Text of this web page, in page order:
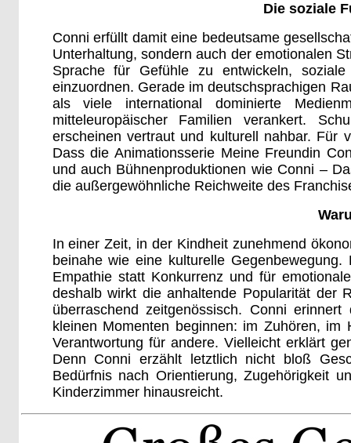
Die soziale
Conni erfüllt damit eine bedeutsame
Unterhaltung, sondern auch der emotionalen
Sprache für Gefühle zu entwickeln,
einzuordnen. Gerade im deutschsprachigen
als viele international dominierte
mitteleuropäischer Familien verankert.
erscheinen vertraut und kulturell nahbar. Für
Dass die Animationsserie Meine Freundin
und auch Bühnenproduktionen wie Conni –
die außergewöhnliche Reichweite des
In einer Zeit, in der Kindheit zunehmend
beinahe wie eine kulturelle
Empathie statt Konkurrenz und für
deshalb wirkt die anhaltende Popularität der
überraschend zeitgenössisch. Conni
kleinen Momenten beginnen: im Zuhören,
Verantwortung für andere. Vielleicht erklärt
Denn Conni erzählt letztlich nicht bloß
Bedürfnis nach Orientierung, Zugehörigkeit
Kinderzimmer hinausreicht.